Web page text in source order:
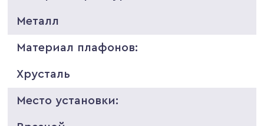
Металл
Материал плафонов:
Хрусталь
Место установки: